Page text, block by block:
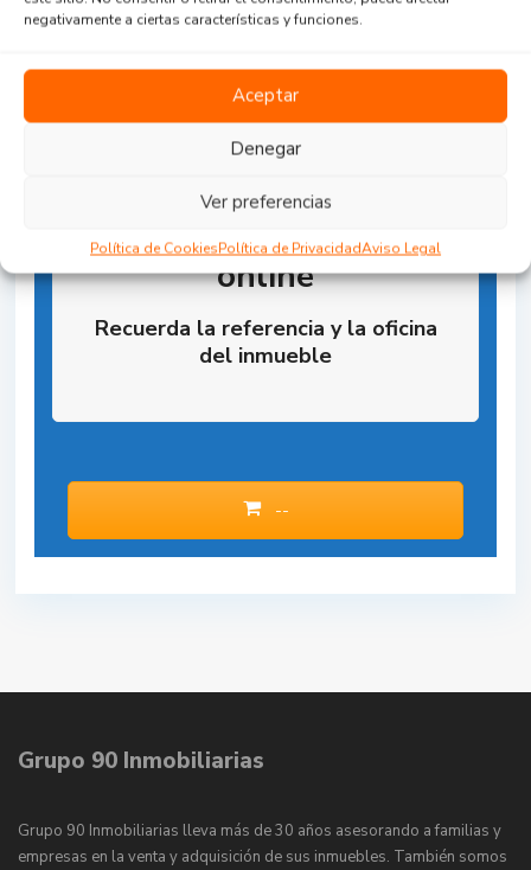
negativamente a ciertas características y funciones.
Aceptar
Denegar
Ver preferencias
Política de CookiesPolítica de PrivacidadAviso Legal
Reserva la Propiedad
online
Recuerda la referencia y la oficina
del inmueble
--
Grupo 90 Inmobiliarias
Grupo 90 Inmobiliarias lleva más de 30 años asesorando a familias y
empresas en la venta y adquisición de sus inmuebles. También somos